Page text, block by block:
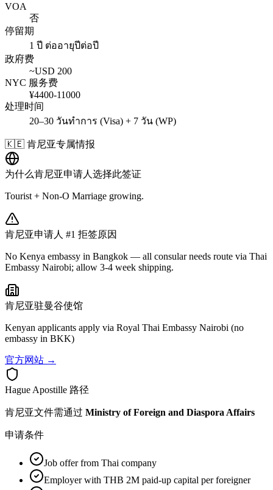
VOA
否
停留期
1 ปี ต่ออายุปีต่อปี
政府费
~USD 200
NYC 服务费
¥4400-11000
处理时间
20–30 วันทำการ (Visa) + 7 วัน (WP)
🇰🇪 肯尼亚专属情报
为什么肯尼亚申请人选择此签证
Tourist + Non-O Marriage growing.
肯尼亚申请人 #1 拒签原因
No Kenya embassy in Bangkok — all consular needs route via Thai
Embassy Nairobi; allow 3-4 week shipping.
肯尼亚驻曼谷使馆
Kenyan applicants apply via Royal Thai Embassy Nairobi (no
embassy in BKK)
官方网站 →
Hague Apostille 路径
肯尼亚文件需通过 Ministry of Foreign and Diaspora Affairs
申请条件
Job offer from Thai company
Employer with THB 2M paid-up capital per foreigner